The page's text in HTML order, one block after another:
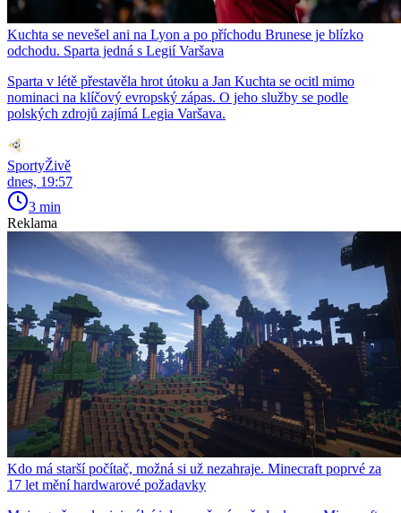
Kuchta se nevešel ani na Lyon a po příchodu Brunese je blízko
odchodu. Sparta jedná s Legií Varšava
Sparta v létě přestavěla hrot útoku a Jan Kuchta se ocitl mimo
nominaci na klíčový evropský zápas. O jeho služby se podle
polských zdrojů zajímá Legia Varšava.
SportyŽivě
dnes, 19:57
3 min
Reklama
Kdo má starší počítač, možná si už nezahraje. Minecraft poprvé za
17 let mění hardwarové požadavky